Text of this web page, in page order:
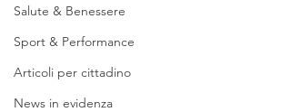
Salute & Benessere
Sport & Performance
Articoli per cittadino
News in evidenza